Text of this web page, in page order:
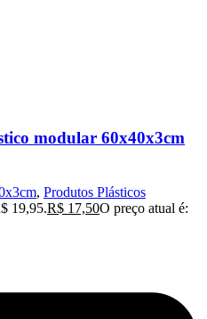
modular 60x40x3cm
, Produtos Plásticos
19,95.R$ 17,50O preço atual é: